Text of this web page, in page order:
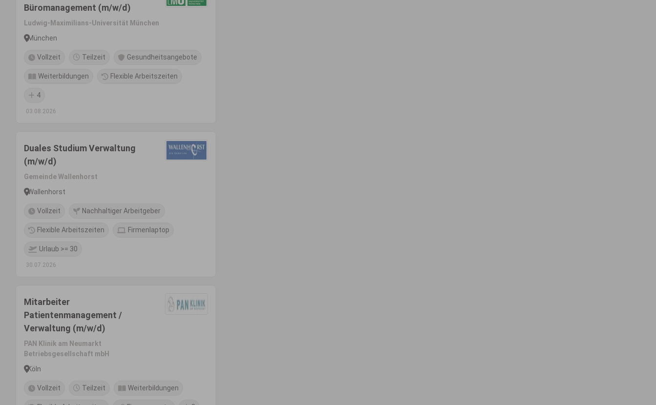
Büromanagement (m/w/d)
Ludwig-Maximilians-Universität München
München
Vollzeit Teilzeit Gesundheitsangebote
Weiterbildungen Flexible Arbeitszeiten
4
03.08.2026
Duales Studium Verwaltung
(m/w/d)
Gemeinde Wallenhorst
Wallenhorst
Vollzeit Nachhaltiger Arbeitgeber
Flexible Arbeitszeiten Firmenlaptop
Urlaub >= 30
30.07.2026
Mitarbeiter
Patientenmanagement /
Verwaltung (m/w/d)
PAN Klinik am Neumarkt
Betriebsgesellschaft mbH
Köln
Vollzeit Teilzeit Weiterbildungen